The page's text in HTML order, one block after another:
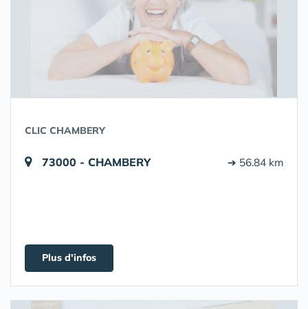
CLIC CHAMBERY
73000 - CHAMBERY ➔ 56.84 km
Plus d'infos